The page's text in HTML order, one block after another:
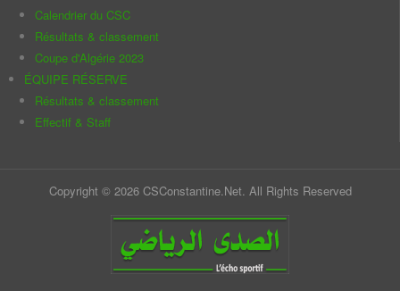
Calendrier du CSC
Résultats & classement
Coupe d'Algérie 2023
ÉQUIPE RÉSERVE
Résultats & classement
Effectif & Staff
Copyright © 2026 CSConstantine.Net. All Rights Reserved